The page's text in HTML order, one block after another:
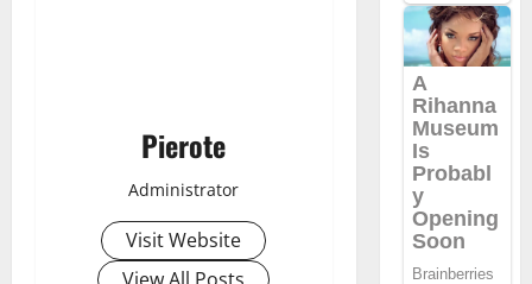
Pierote
Administrator
Visit Website